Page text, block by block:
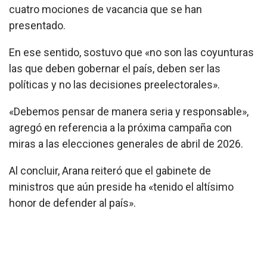
cuatro mociones de vacancia que se han
presentado.
En ese sentido, sostuvo que «no son las coyunturas
las que deben gobernar el país, deben ser las
políticas y no las decisiones preelectorales».
«Debemos pensar de manera seria y responsable»,
agregó en referencia a la próxima campaña con
miras a las elecciones generales de abril de 2026.
Al concluir, Arana reiteró que el gabinete de
ministros que aún preside ha «tenido el altísimo
honor de defender al país».